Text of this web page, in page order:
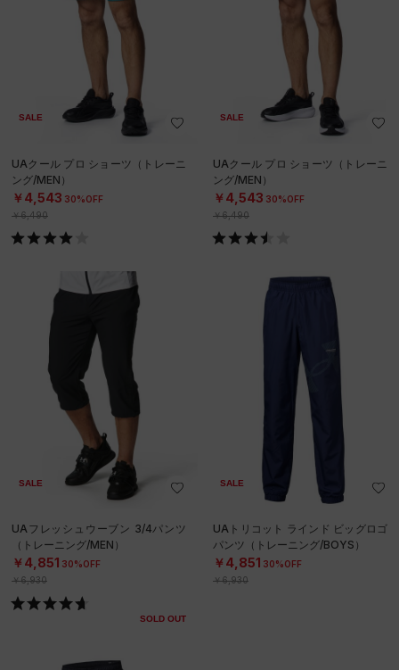
SALE
UAクール プロ ショーツ（トレーニ
ング/MEN）
￥4,543 30%OFF
￥6,490
SALE
UAクール プロ ショーツ（トレーニ
ング/MEN）
￥4,543 30%OFF
￥6,490
SALE
UAフレッシュウーブン 3/4パンツ
（トレーニング/MEN）
￥4,851 30%OFF
￥6,930
SOLD OUT
SALE
UAトリコット ラインド ビッグロゴ
パンツ（トレーニング/BOYS）
￥4,851 30%OFF
￥6,930